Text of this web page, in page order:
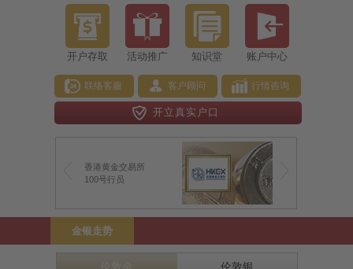
开户存取 活动推广 知识堂 账户中心
联络客服 客户顾问 行情咨询
开立真实户口
香港黄金交易所
100号行员
金银走势